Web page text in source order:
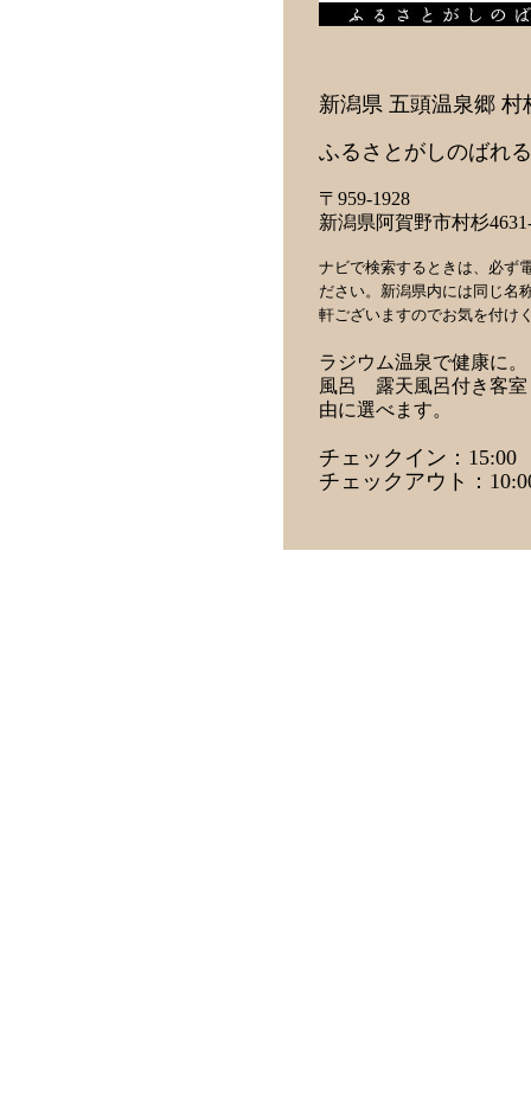
新潟県 五頭温泉郷 村
ふるさとがしのばれ
〒959-1928
新潟県阿賀野市村杉
ナビで検索するときは、必ず
ださい。新潟県内には同じ名
軒ございますのでお気を付け
ラジウム温泉で健康に
風呂 露天風呂付き客
由に選べます。
チェックイン：15:00
チェックアウト：